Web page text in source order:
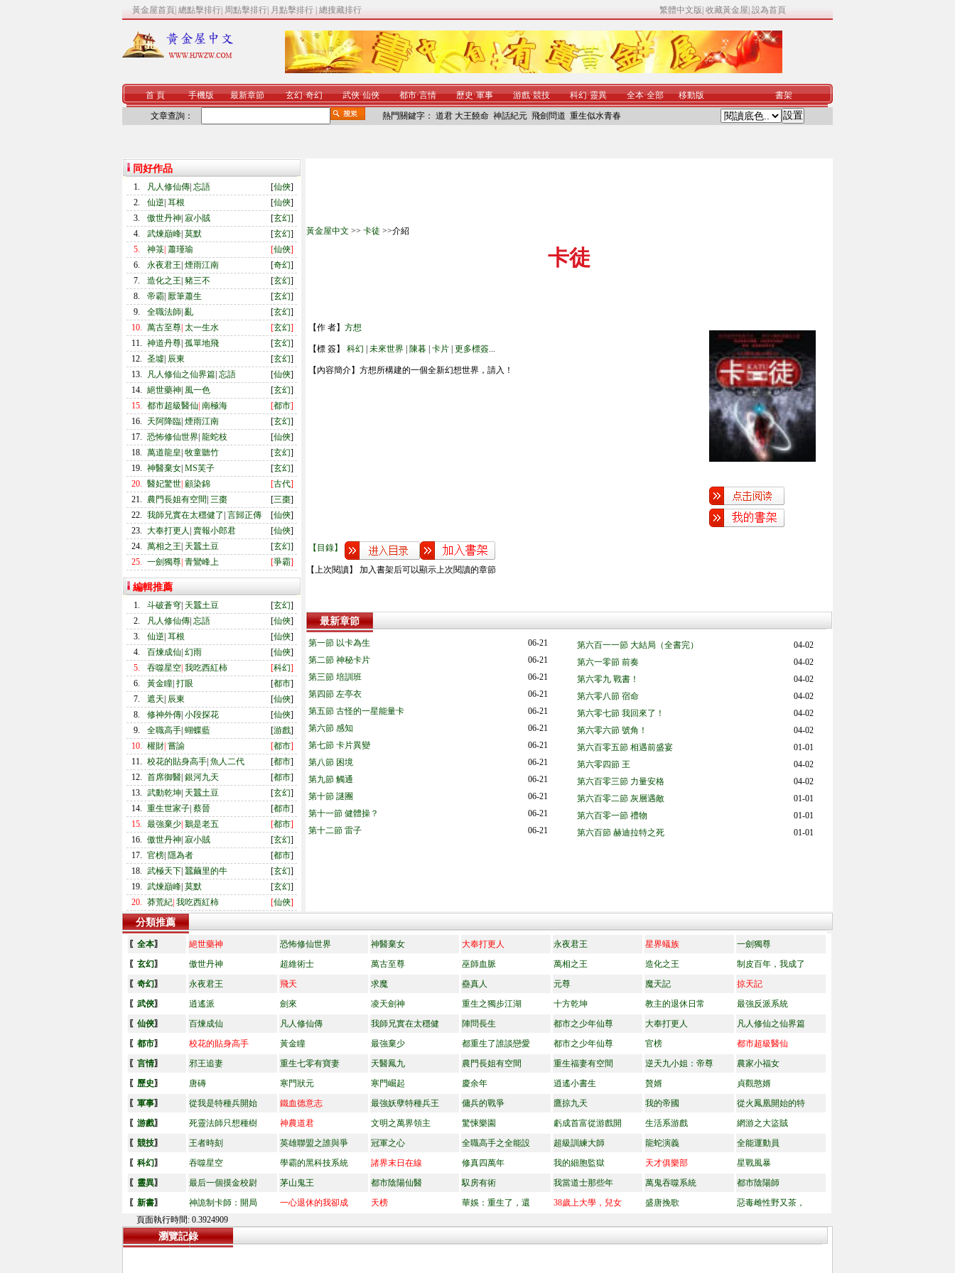
黃金屋首頁 總點擊排行 周點擊排行 月點擊排行 總搜藏排行 繁體中文版 收藏黃金屋 設為首頁
首 頁 手機版 最新章節 玄幻·奇幻 武俠·仙俠 都市·言情 歷史·軍事 游戲·競技 科幻·靈異 全本·全部 移動版 書架
文章查詢： 熱門關鍵字： 道君 大王饒命 神話紀元 飛劍問道 重生似水青春
同好作品
1. 凡人修仙傳 忘語 [仙俠]
2.
仙逆 耳根 [仙俠]
3.
傲世丹神 寂小賊 [玄幻]
4.
武煉巔峰 莫默 [玄幻]
5.
神箓 蕭瑾瑜 [仙俠]
6.
永夜君王 煙雨江南 [奇幻]
7.
造化之王 豬三不 [玄幻]
8.
帝霸 厭筆蕭生 [玄幻]
9.
全職法師 亂 [玄幻]
10. 萬古至尊 太一生水 [玄幻]
11. 神道丹尊 孤單地飛 [玄幻]
12. 圣墟 辰東 [玄幻]
13.
凡人修仙之仙界篇 忘語 [仙俠]
14. 絕世藥神 風一色 [玄幻]
15. 都市超級醫仙 南極海 [都市]
16.
天阿降臨 煙雨江南 [玄幻]
17. 恐怖修仙世界 龍蛇枝 [仙俠]
18. 萬道龍皇 牧童聽竹 [玄幻]
19. 神醫棄女 MS芙子 [玄幻]
20. 醫妃驚世 顧染錦 [古代]
21.
農門長姐有空間 三棗 [三棗]
22. 我師兄實在太穩健了 言歸正傳 [仙俠]
23. 大奉打更人 賣報小郎君 [仙俠]
24. 萬相之王 天蠶土豆 [玄幻]
25. 一劍獨尊 青鸞峰上 [爭霸]
編輯推薦
1. 斗破蒼穹 天蠶土豆 [玄幻]
2.
凡人修仙傳 忘語 [仙俠]
3.
仙逆 耳根 [仙俠]
4.
百煉成仙 幻雨 [仙俠]
5.
吞噬星空 我吃西紅柿 [科幻]
6.
黃金瞳 打眼 [都市]
7.
遮天 辰東 [仙俠]
8.
修神外傳 小段探花 [仙俠]
9.
全職高手 蝴蝶藍 [游戲]
10. 權財 嘗諭 [都市]
11. 校花的貼身高手 魚人二代 [都市]
12. 首席御醫 銀河九天 [都市]
13. 武動乾坤 天蠶土豆 [玄幻]
14. 重生世家子 蔡晉 [都市]
15. 最強棄少 鵝是老五 [都市]
16. 傲世丹神 寂小賊 [玄幻]
17. 官榜 隱為者 [都市]
18. 武極天下 蠶繭里的牛 [玄幻]
19. 武煉巔峰 莫默 [玄幻]
20. 莽荒紀 我吃西紅柿 [仙俠]
黃金屋中文 >> 卡徒 >>介紹
卡徒
【作 者】 方想
【標 簽】 科幻 未來世界 陳暮 卡片 更多標簽...
【內容簡介】方想所構建的一個全新幻想世界，請入！
【目錄】
【上次閱讀】 加入書架后可以顯示上次閱讀的章節
最新章節
第一節 以卡為生
06-21
第二節 神秘卡片
06-21
第三節 培訓班
06-21
第四節 左亭衣
06-21
第五節 古怪的一星能量卡
06-21
第六節 感知
06-21
第七節 卡片異變
06-21
第八節 困境
06-21
第九節 觸通
06-21
第十節 謎團
06-21
第十一節 健體操？
06-21
第十二節 雷子
06-21
第六百一一節 大結局（全書完）
04-02
第六一零節 前奏
04-02
第六零九 戰書！
04-02
第六零八節 宿命
04-02
第六零七節 我回來了！
04-02
第六零六節 號角！
04-02
第六百零五節 相遇前盛宴
01-01
第六零四節 王
04-02
第六百零三節 力量安格
04-02
第六百零二節 灰層遇敵
01-01
第六百零一節 禮物
01-01
第六百節 赫迪拉特之死
01-01
分類推薦
〖 全本〗 絕世藥神 恐怖修仙世界 神醫棄女 大奉打更人 永夜君王 星界蟻族
一劍獨尊
〖 玄幻〗 傲世丹神 超維術士 萬古至尊 巫師血脈 萬相之王 造化之王
制皮百年，我成了
〖 奇幻〗 永夜君王 飛天 求魔 蠱真人 元尊 魔天記
掠天記
〖 武俠〗 逍遙派 劍來 凌天劍神 重生之獨步江湖 十方乾坤 教主的退休日常
最強反派系統
〖 仙俠〗 百煉成仙 凡人修仙傳 我師兄實在太穩健 陣問長生 都市之少年仙尊 大奉打更人
凡人修仙之仙界篇
〖 都市〗 校花的貼身高手 黃金瞳 最強棄少 都重生了誰談戀愛 都市之少年仙尊 官榜
都市超級醫仙
〖 言情〗 邪王追妻 重生七零有寶妻 天醫鳳九 農門長姐有空間 重生福妻有空間 逆天九小姐：帝尊
農家小福女
〖 歷史〗 唐磚 寒門狀元 寒門崛起 慶余年 逍遙小書生 贅婿
貞觀憨婿
〖 軍事〗 從我是特種兵開始 鐵血德意志 最強妖孽特種兵王 傭兵的戰爭 鷹掠九天 我的帝國
從火鳳凰開始的特
〖 游戲〗 死靈法師只想種樹 神農道君 文明之萬界領主 驚悚樂園 虧成首富從游戲開 生活系游戲
網游之大盜賊
〖 競技〗 王者時刻 英雄聯盟之誰與爭 冠軍之心 全職高手之全能設 超級訓練大師 龍蛇演義
全能運動員
〖 科幻〗 吞噬星空 學霸的黑科技系統 諸界末日在線 修真四萬年 我的細胞監獄 天才俱樂部
星戰風暴
〖 靈異〗 最后一個摸金校尉 茅山鬼王 都市陰陽仙醫 馭房有術 我當道士那些年 萬鬼吞噬系統
都市陰陽師
〖 新書〗 神詭制卡師：開局 一心退休的我卻成 天榜 華娛：重生了，還 38歲上大學，兒女 盛唐挽歌
惡毒雌性野又茶，
頁面執行時間: 0.3924909
瀏覽記錄